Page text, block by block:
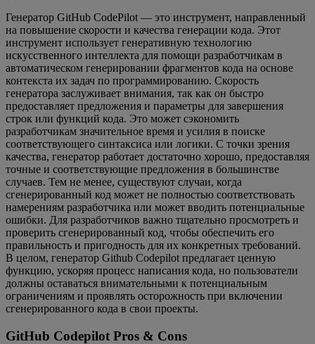
Генератор GitHub CodePilot — это инструмент, направленный
на повышение скорости и качества генерации кода. Этот
инструмент использует генеративную технологию
искусственного интеллекта для помощи разработчикам в
автоматическом генерировании фрагментов кода на основе
контекста их задач по программированию. Скорость
генератора заслуживает внимания, так как он быстро
предоставляет предложения и параметры для завершения
строк или функций кода. Это может сэкономить
разработчикам значительное время и усилия в поиске
соответствующего синтаксиса или логики. С точки зрения
качества, генератор работает достаточно хорошо, предоставляя
точные и соответствующие предложения в большинстве
случаев. Тем не менее, существуют случаи, когда
сгенерированный код может не полностью соответствовать
намерениям разработчика или может вводить потенциальные
ошибки. Для разработчиков важно тщательно просмотреть и
проверить сгенерированный код, чтобы обеспечить его
правильность и пригодность для их конкретных требований.
В целом, генератор Github Codepilot предлагает ценную
функцию, ускоряя процесс написания кода, но пользователи
должны оставаться внимательными к потенциальным
ограничениям и проявлять осторожность при включении
сгенерированного кода в свои проекты.
GitHub Codepilot Pros & Cons